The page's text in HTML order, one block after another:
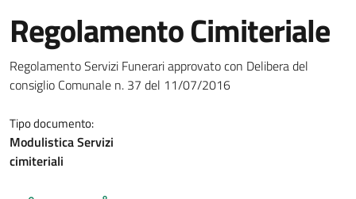
Regolamento Cimiteriale
Dettagli del documento
Regolamento Servizi Funerari approvato con Delibera del
consiglio Comunale n. 37 del 11/07/2016
Tipo documento:
Modulistica Servizi
cimiteriali